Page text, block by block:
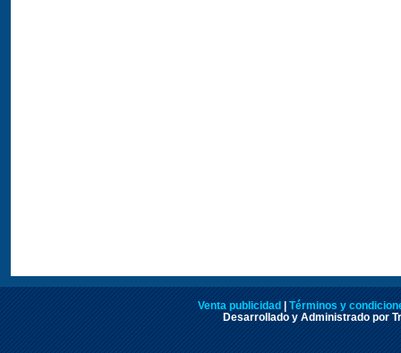
Venta publicidad | Términos y
Desarrollado y Administrado por